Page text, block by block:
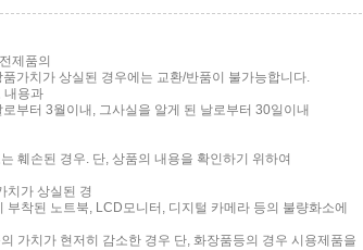
제품의
가치가 상실된 경우에는 교환/반품이 불가능합니다.
내용과
부터 3월이내, 그사실을 알게 된 날로부터 30일이내
훼손된 경우. 단, 상품의 내용을 확인하기 위하여
치가 상실된 경
착된 노트북, LCD모니터, 디지털 카메라 등의 불량화소에
가치가 현저히 감소한 경우 단, 화장품등의 경우 시용제품을